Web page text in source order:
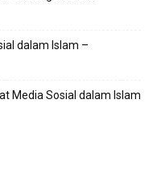
dalam Islam –
Media Sosial dalam Islam